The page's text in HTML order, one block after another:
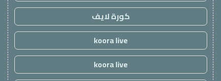
كورة لايف
koora live
koora live